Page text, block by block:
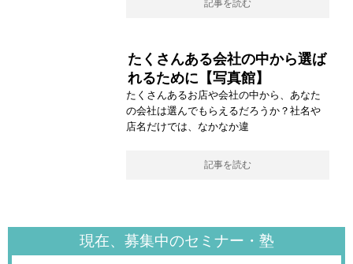
記事を読む
たくさんある会社の中から選ば
れるために【写真館】
たくさんあるお店や会社の中から、あなた
の会社は選んでもらえるだろうか？社名や
店名だけでは、なかなか違
記事を読む
現在、募集中のセミナー・塾